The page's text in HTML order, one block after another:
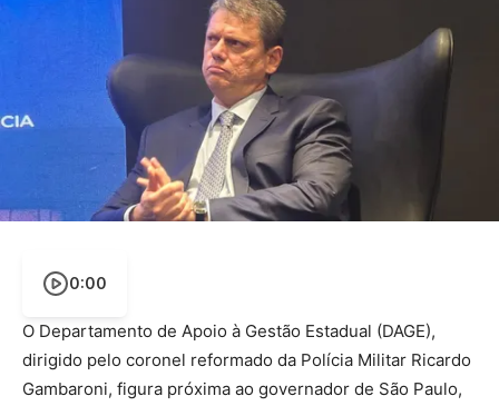
0:00
O Departamento de Apoio à Gestão Estadual (DAGE),
dirigido pelo coronel reformado da Polícia Militar Ricardo
Gambaroni, figura próxima ao governador de São Paulo,